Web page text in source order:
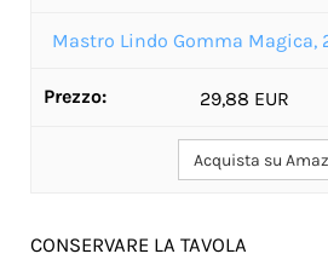
Mastro Lindo Gomma Magica,
29,88 EUR
Acquista su
CONSERVARE LA TAVOLA